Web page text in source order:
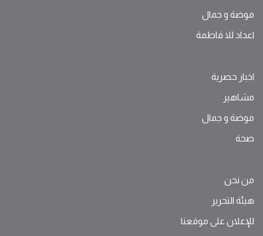
موضة ‫و‬ ‫‬‫جمال‬
اعداد للا فاطمة
اخبار حصرية
مشاهير
موضة ‫و‬ ‫‬‫جمال‬
صحة
من نحن
هيئة التحرير
للإعلان على موقعنا